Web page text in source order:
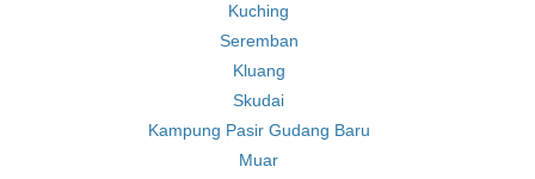
Kuching
Seremban
Kluang
Skudai
Kampung Pasir Gudang Baru
Muar